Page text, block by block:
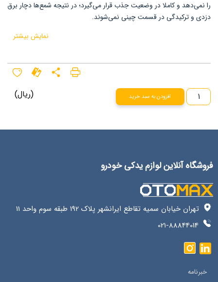
را نمی‌دهد و کاملا در وضعیت جذب قرار می‌گیرد؛ در نتیجه شمع‌ها دچار برق
دزدی و ترکیدگی در قسمت چینی نمی‌شوند.
نمایش بیشتر
(ریال) افزودن به سبد خرید
فروشگاه آنلاین لوازم یدکی خودرو
تهران خیابان سمیه تقاطع ایرانشهر پلاک 192 طبقه سوم واحد 11
021-88844014
خبرنامه